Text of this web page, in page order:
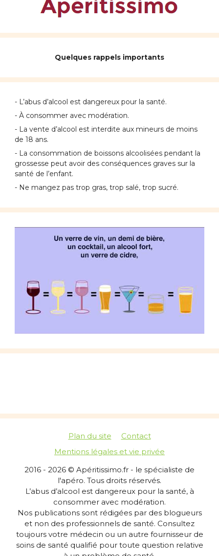
Quelques rappels importants
- L’abus d’alcool est dangereux pour la santé.
- À consommer avec modération.
- La vente d’alcool est interdite aux mineurs de moins
de 18 ans.
- La consommation de boissons alcoolisées pendant la
grossesse peut avoir des conséquences graves sur la
santé de l’enfant.
- Ne mangez pas trop gras, trop salé, trop sucré.
Plan du site
Contact
Mentions légales et vie privée
2016 - 2026 © Apéritissimo.fr - le spécialiste de
l'apéro. Tous droits réservés.
L’abus d’alcool est dangereux pour la santé, à
consommer avec modération.
Nos publications sont rédigées par des blogueurs
et non des professionnels de santé. Consultez
toujours votre médecin ou un autre fournisseur de
soins de santé qualifié pour toute question relative